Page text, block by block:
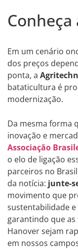
Conheça
Em um cenário
dos preços
ponta, a
bataticultura é
modernização.
Da mesma forma
inovação e
Associação
o elo de ligação
parceiros no
da notícia: junte-
movimento que
sustentabilidade
garantindo que as
Hanover sejam
em nossos